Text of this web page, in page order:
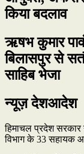
किया बदलाव
ऋषभ कुमार
बिलासपुर से
साहिब भेजा
न्यूज़ देशआदेश
हिमाचल प्रदेश
विभाग के 33 सहायक